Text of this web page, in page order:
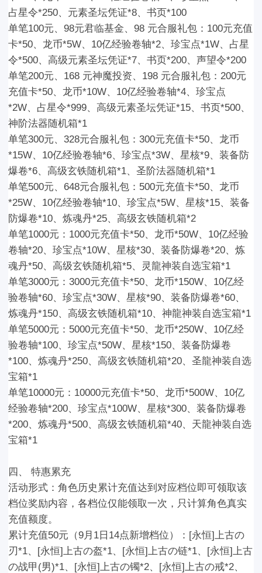
占星令*250、元素圣坛凭证*8、书页*100
单笔100元、98元君临基金、98 元合服礼包 ： 100元充值
卡*50、龙币*5W、10亿经验卷轴*2、珍宝点*1W、占星
令*500、高级元素圣坛凭证*7、书页*200、声望令*200
单笔200元、 168 元神魔投资、198 元合服礼包 ：200元
充值卡*50、龙币*10W、10亿经验卷轴*4、珍宝点
*2W、占星令*999、高级元素圣坛凭证*15、书页*500、
神阶法器随机箱*1
单笔300元、328元合服礼包 ：300元充值卡*50、龙币
*15W、10亿经验卷轴*6、珍宝点*3W、星核*9、装备防
爆卷*6、高级玄铁随机箱*1、圣阶法器随机箱*1
单笔500元、648元合服礼包 ： 500元充值卡*50、龙币
*25W、10亿经验卷轴*10、珍宝点*5W、星核*15、装备
防爆卷*10、炼魂丹*25、高级玄铁随机箱*2
单笔1000元： 1000元充值卡*50、龙币*50W、10亿经验
卷轴*20、珍宝点*10W、星核*30、装备防爆卷*20、炼
魂丹*50、高级玄铁随机箱*5、灵龍神装自选宝箱*1
单笔3000元：3000元充值卡*50、龙币*150W、10亿经
验卷轴*60、珍宝点*30W、星核*90、装备防爆卷*60、
炼魂丹*150、高级玄铁随机箱*10、神龍神装自选宝箱*1
单笔5000元： 5000元充值卡*50、龙币*250W、10亿经
验卷轴*100、珍宝点*50W、星核*150、装备防爆卷
*100、炼魂丹*250、高级玄铁随机箱*20、圣龍神装自选
宝箱*1
单笔10000元 ：10000元充值卡*50、龙币*500W、10亿
经验卷轴*200、珍宝点*100W、星核*300、装备防爆卷
*200、炼魂丹*500、高级玄铁随机箱*40、天龍神装自选
宝箱*1
四 、特惠累充
活动形式：角色历史累计充值达到对应档位即可领取该
档位奖励内容，各档位仅能领取一次，只计算角色真实
充值额度。
累计充值50元 （9月1日14点新增档位） ： [永恒]上古の
刃*1、[永恒]上古の盔*1、[永恒]上古の链*1、[永恒]上古
の战甲(男)*1、[永恒]上古の镯*2、[永恒]上古の戒*2、